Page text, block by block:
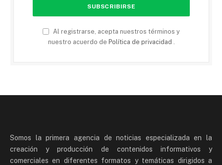
Al registrarse, acepta nuestros términos y
nuestro acuerdo de Política de privacidad
Somos la primera agencia de noticias especializada en la
creación y producción de contenidos informativos y
comerciales en diferentes formatos y temáticas dirigidos a